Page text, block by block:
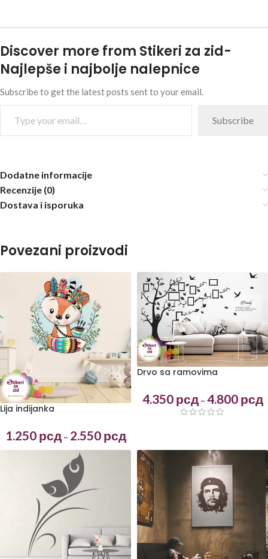
Discover more from Stikeri za zid-
Najlepše i najbolje nalepnice
Subscribe to get the latest posts sent to your email.
Subscribe
Dodatne informacije
Recenzije (0)
Dostava i isporuka
Povezani proizvodi
Lija indijanka
1.250 рсд – 2.550 рсд
Drvo sa ramovima
4.350 рсд – 4.800 рсд